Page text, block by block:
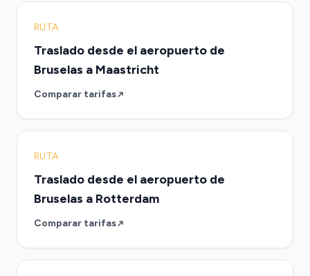
RUTA
Traslado desde el aeropuerto de
Bruselas a Maastricht
Comparar tarifas
RUTA
Traslado desde el aeropuerto de
Bruselas a Rotterdam
Comparar tarifas